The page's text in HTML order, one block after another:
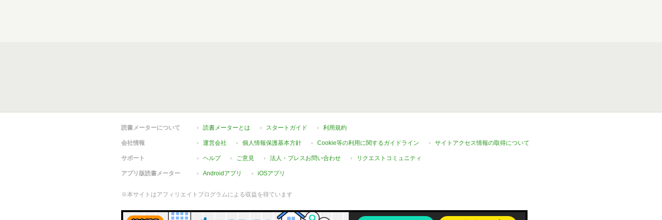
読書メーターについて 読書メーターとは スタートガイド 利用規約
会社情報 運営会社 個人情報保護基本方針 Cookie等の利用に関するガイドライン サイトアクセス情報の取得について
サポート ヘルプ ご意見 法人・プレスお問い合わせ リクエストコミュニティ
アプリ版読書メーター Androidアプリ iOSアプリ
※本サイトはアフィリエイトプログラムによる収益を得ています